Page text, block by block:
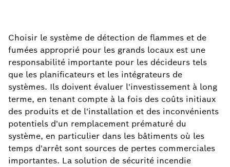
Choisir le système de détection de flammes et de
fumées approprié pour les grands locaux est une
responsabilité importante pour les décideurs tels
que les planificateurs et les intégrateurs de
systèmes. Ils doivent évaluer l'investissement à long
terme, en tenant compte à la fois des coûts initiaux
des produits et de l'installation et des inconvénients
potentiels d'un remplacement prématuré du
système, en particulier dans les bâtiments où les
temps d'arrêt sont sources de pertes commerciales
importantes. La solution de sécurité incendie